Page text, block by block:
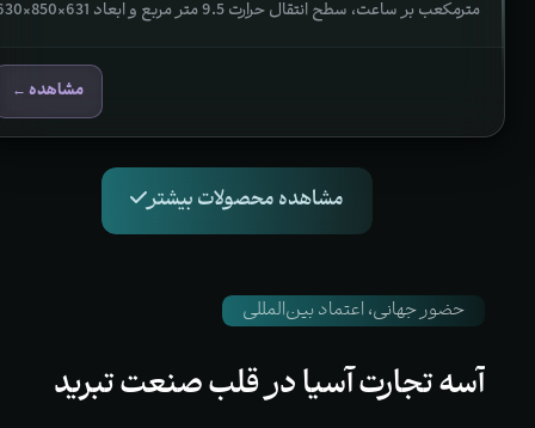
مترمکعب بر ساعت، سطح انتقال حرارت 9.5 متر
مشاهده ←
مشاهده محصولات بیشتر
حضور جهانی، اعتماد بین‌المللی
آسهتجارتآسیادرقلبصنعتتبرید